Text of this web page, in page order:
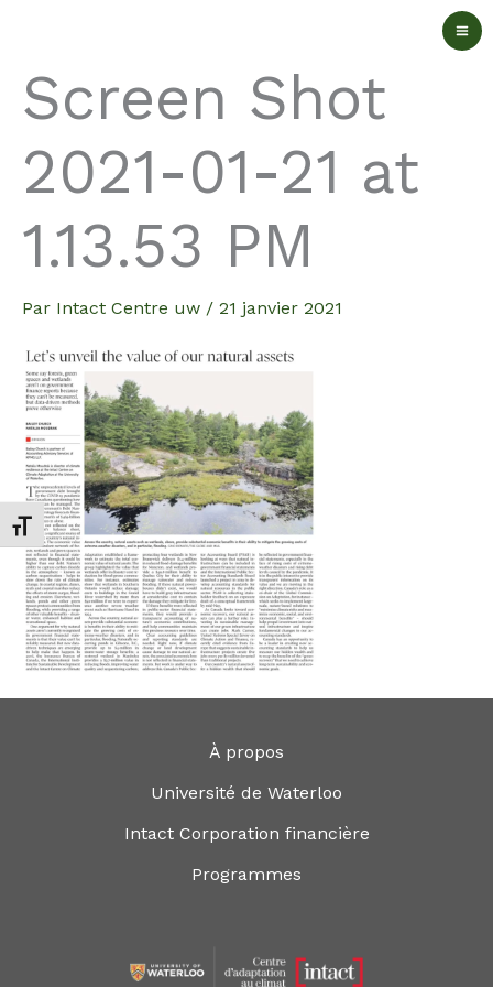
Changer la taille de la police
contenu
Screen Shot
2021-01-21 at
1.13.53 PM
Par Intact Centre uw / 21 janvier 2021
À propos
Université de Waterloo
Intact Corporation financière
Programmes